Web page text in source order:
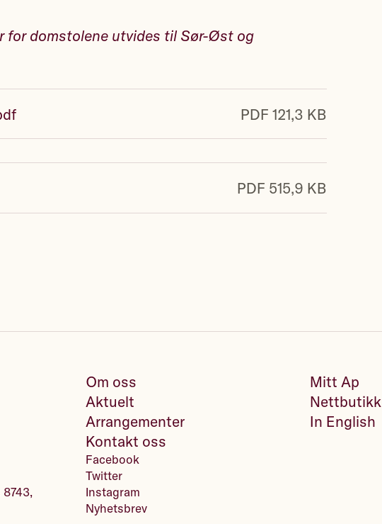
domstolene utvides til Sør-Øst og
PDF 121,3 KB
PDF 515,9 KB
Om oss
Aktuelt
Arrangementer
Kontakt oss
Mitt Ap
Nettbutikk
In English
Facebook
Twitter
Instagram
Nyhetsbrev